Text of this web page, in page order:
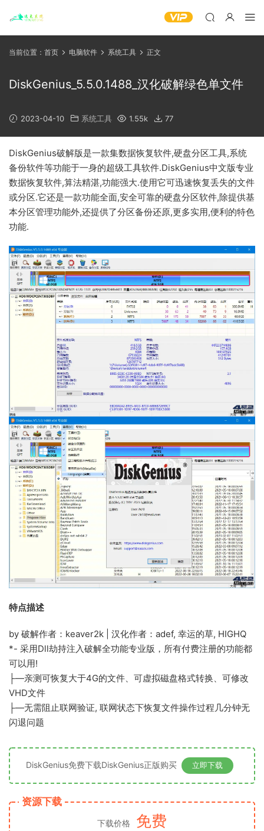
当前位置： 首页 电脑软件 系统工具 正文
DiskGenius_5.5.0.1488_汉化破解绿色单文件
2023-04-10 系统工具 1.55k 77
DiskGenius破解版是一款集数据恢复软件,硬盘分区工具,系统
备份软件等功能于一身的超级工具软件.DiskGenius中文版专业
数据恢复软件,算法精湛,功能强大.使用它可迅速恢复丢失的文件
或分区.它还是一款功能全面,安全可靠的硬盘分区软件,除提供基
本分区管理功能外,还提供了分区备份还原,更多实用,便利的特色
功能.
特点描述
by 破解作者：keaver2k | 汉化作者：adef, 幸运的草, HIGHQ
*- 采用Dll劫持注入破解全功能专业版，所有付费注册的功能都
可以用!
├—亲测可恢复大于4G的文件、可虚拟磁盘格式转换、可修改
VHD文件
├—无需阻止联网验证, 联网状态下恢复文件操作过程几分钟无
闪退问题
DiskGenius免费下载DiskGenius正版购买 立即下载
资源下载
下载价格 免费